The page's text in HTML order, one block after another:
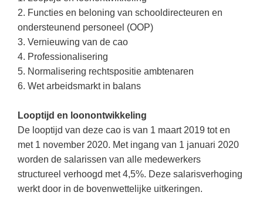
Mediawijsheid
Onderwijsprijs
Schoolspullen
Seizoenen
Seksualiteit
Sinterklaas
AI voor het onderwijs
Kruiswoordpuzzels
Onderwijslonen
Vrijeschoolonderwijs
Montessori onderwijs
Jenaplanonderwijs
Daltononderwijs
Schoolspullen
Onderwijsvacatures
2. Functies en beloning van schooldirecteuren en
ondersteunend personeel (OOP)
3. Vernieuwing van de cao
4. Professionalisering
5. Normalisering rechtspositie ambtenaren
6. Wet arbeidsmarkt in balans
Looptijd en loonontwikkeling
De looptijd van deze cao is van 1 maart 2019 tot en
met 1 november 2020. Met ingang van 1 januari 2020
worden de salarissen van alle medewerkers
structureel verhoogd met 4,5%. Deze salarisverhoging
werkt door in de bovenwettelijke uitkeringen.